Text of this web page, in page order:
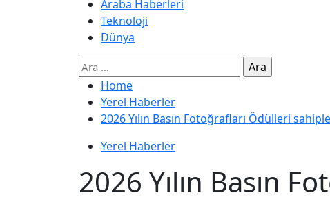
Araba Haberleri
Teknoloji
Dünya
Home
Yerel Haberler
2026 Yılın Basın Fotoğrafları Ödülleri
Yerel Haberler
2026 Yılın Basın